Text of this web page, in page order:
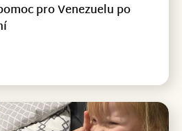
pro Venezuelu po